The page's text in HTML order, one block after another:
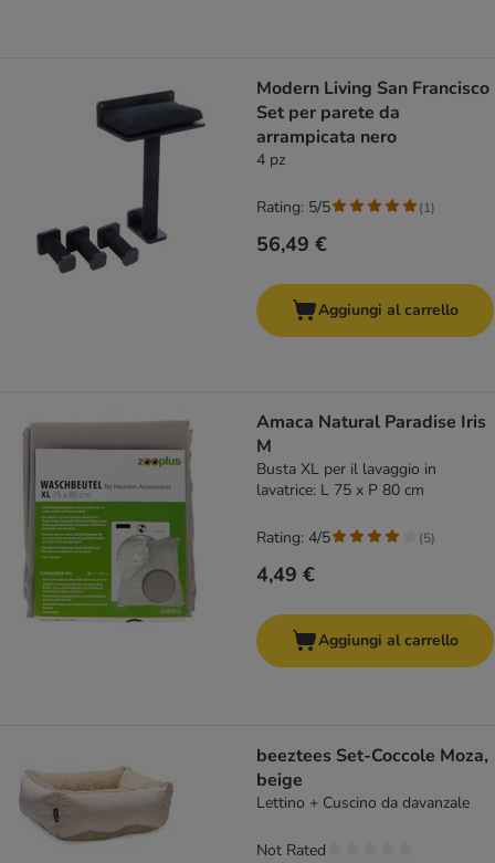
Modern Living San Francisco
Set per parete da
arrampicata nero
4 pz
56,49 €
Rating: 5/5 (1)
Aggiungi al carrello
Amaca Natural Paradise Iris
M
Busta XL per il lavaggio in
lavatrice: L 75 x P 80 cm
4,49 €
Rating: 4/5 (5)
Aggiungi al carrello
beeztees Set-Coccole Moza,
beige
Lettino + Cuscino da davanzale
Not Rated